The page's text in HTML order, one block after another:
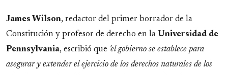
James Wilson, redactor del primer borrador de la
Constitución y profesor de derecho en la Universidad de
Pennsylvania, escribió que 'el gobierno se establece para
asegurar y extender el ejercicio de los derechos naturales de los